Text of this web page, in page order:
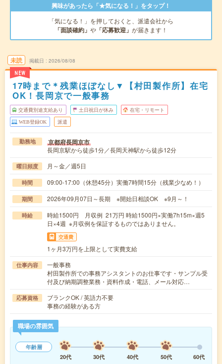
興味があったら「★気になる！」をタップ！
「気になる！」を押しておくと、派遣会社から
「面談確約」 や 「応募歓迎」 が届きます！
未読
NEW
掲載日 2026/08/08
17時まで＊残業ほぼなし▼【村田製作所】在宅
OK！長岡京で一般事務
交通費別途支給あり 土日祝日が休み 在宅・リモート
WEB登録OK 派遣
勤務地 京都府長岡京市
長岡京駅から徒歩1分／長岡天神駅から徒歩12分
曜日頻度 月～金／週5日
時間 09:00-17:00（休憩45分）実働7時間15分（残業少なめ！）
期間 2026年09月07日～長期 ※開始日相談OK ※9月～！
時給
時給1500円 月収例 21万円 時給1500円×実働7h15m×週5
日×4週 ※月収例を保証するものではありません。
交通費
1ヶ月3万円を上限として実費支給
仕事内容
一般事務
村田製作所での事務アシスタントのお仕事です・サンプル受
付及び納期調整業務・資料作成・電話、メール対応…
応募資格
ブランクOK / 英語力不要
事務の経験がある方
職場の雰囲気
年齢層
20代
30代 40代 50代
60代